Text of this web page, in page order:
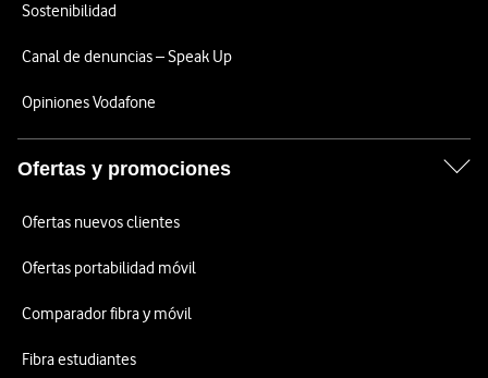
Sostenibilidad
Canal de denuncias – Speak Up
Opiniones Vodafone
Ofertas y promociones
Ofertas nuevos clientes
Ofertas portabilidad móvil
Comparador fibra y móvil
Fibra estudiantes